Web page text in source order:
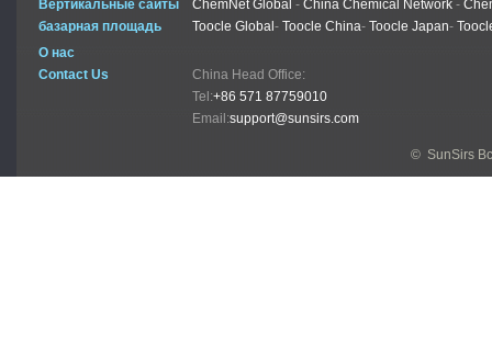
Вертикальные сайты ChemNet Global - China Chemical Network -
базарная площадь
Toocle Global - Toocle China- Toocle Japan-
О нас
Contact Us
China Head Office:
Tel:+86 571 87759010
Email:support@sunsirs.com
© SunSirs